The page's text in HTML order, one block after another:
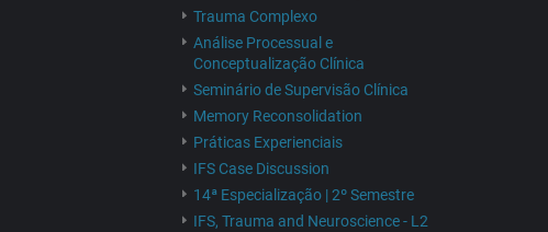
Trauma Complexo
Análise Processual e
Conceptualização Clínica
Seminário de Supervisão Clínica
Memory Reconsolidation
Práticas Experienciais
IFS Case Discussion
14ª Especialização | 2º Semestre
IFS, Trauma and Neuroscience - L2